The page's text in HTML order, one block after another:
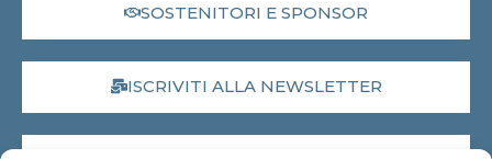
SOSTENITORI E SPONSOR
ISCRIVITI ALLA NEWSLETTER